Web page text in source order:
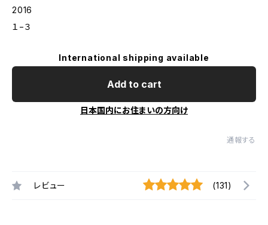
2016
１−３
International shipping available
Add to cart
日本国内にお住まいの方向け
通報する
レビュー (131)